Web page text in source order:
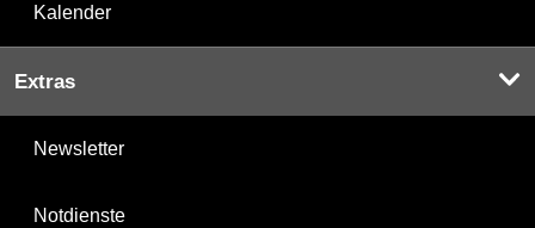
Kalender
Extras
Newsletter
Notdienste